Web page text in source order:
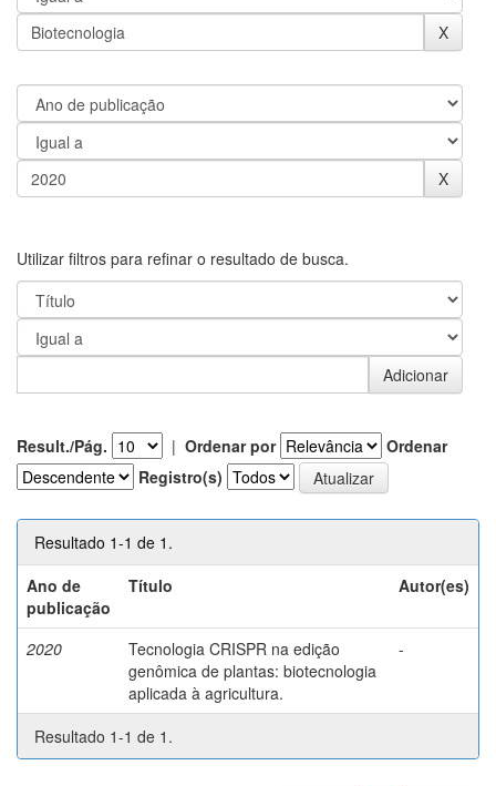
Utilizar filtros para refinar o resultado de busca.
Result./Pág. | Ordenar por
Ordenar
Registro(s)
Resultado 1-1 de 1.
Ano de
publicação
Título Autor(es)
2020
Tecnologia CRISPR na edição
genômica de plantas: biotecnologia
aplicada à agricultura.
-
Resultado 1-1 de 1.